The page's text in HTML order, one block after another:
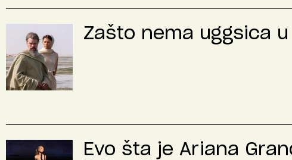
Zašto nema uggsica
Evo šta je Ariana